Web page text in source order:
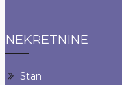
NEKRETNINE
Stan